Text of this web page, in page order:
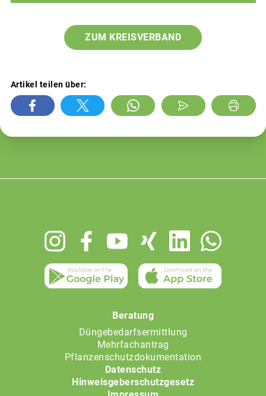
ZUM KREISVERBAND
Artikel teilen über:
Beratung
Düngebedarfsermittlung
Mehrfachantrag
Pflanzenschutzdokumentation
Datenschutz
Hinweisgeberschutzgesetz